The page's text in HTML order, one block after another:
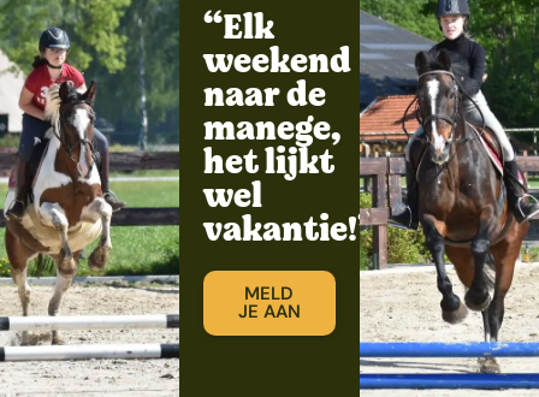
“Elk
weekend
naar de
manege,
het lijkt
wel
vakantie!”
MELD
JE AAN